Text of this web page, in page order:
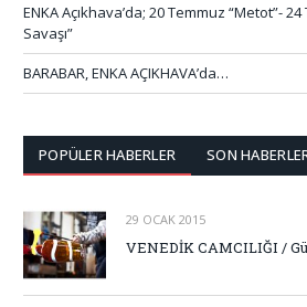
ENKA Açıkhava’da; 20 Temmuz “Metot”-
Savaşı”
BARABAR, ENKA AÇIKHAVA’da…
POPÜLER HABERLER SON
29 OCAK 2015
VENEDİK CAMCILIĞI /